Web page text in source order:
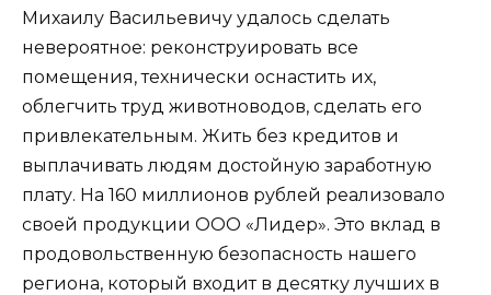
Михаилу Васильевичу удалось сделать
невероятное: реконструировать все
помещения, технически оснастить их,
облегчить труд животноводов, сделать его
привлекательным. Жить без кредитов и
выплачивать людям достойную заработную
плату. На 160 миллионов рублей реализовало
своей продукции ООО «Лидер». Это вклад в
продовольственную безопасность нашего
региона, который входит в десятку лучших в